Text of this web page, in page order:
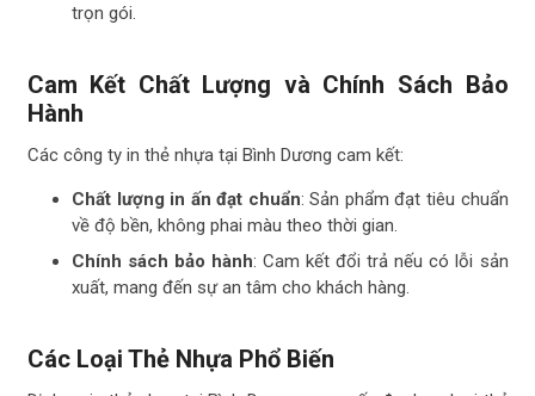
trọn gói.
Cam Kết Chất Lượng và Chính Sách Bảo
Hành
Các công ty in thẻ nhựa tại Bình Dương cam kết:
Chất lượng in ấn đạt chuẩn: Sản phẩm đạt tiêu chuẩn
về độ bền, không phai màu theo thời gian.
Chính sách bảo hành: Cam kết đổi trả nếu có lỗi sản
xuất, mang đến sự an tâm cho khách hàng.
Các Loại Thẻ Nhựa Phổ Biến